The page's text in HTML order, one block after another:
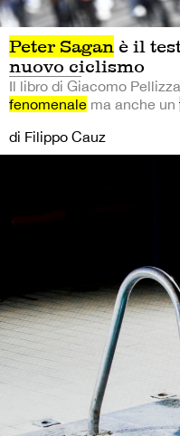
Peter Sagan è il
nuovo ciclismo
Il libro di Giacomo
fenomenale ma anche un
di Filippo Cauz